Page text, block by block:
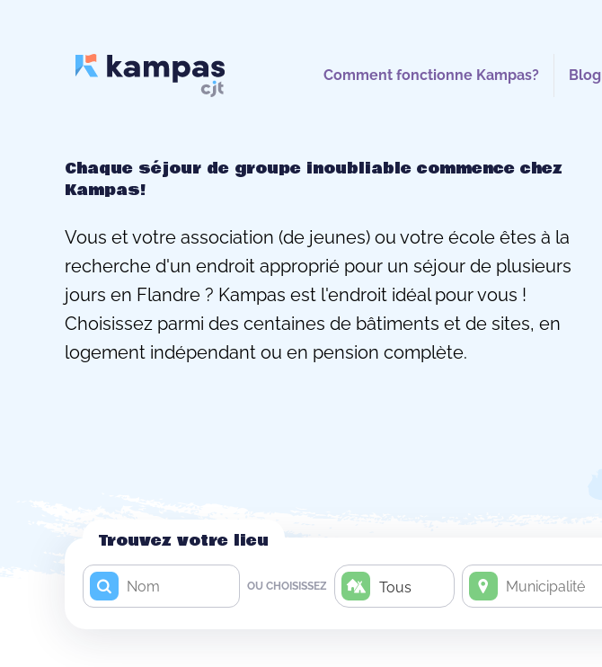
Comment fonctionne Kampas? Blog
Chaque séjour de groupe inoubliable commence chez
Kampas!
Vous et votre association (de jeunes) ou votre école êtes à la
recherche d'un endroit approprié pour un séjour de plusieurs
jours en Flandre ? Kampas est l'endroit idéal pour vous !
Choisissez parmi des centaines de bâtiments et de sites, en
logement indépendant ou en pension complète.
Trouvez votre lieu
OU CHOISISSEZ Tous